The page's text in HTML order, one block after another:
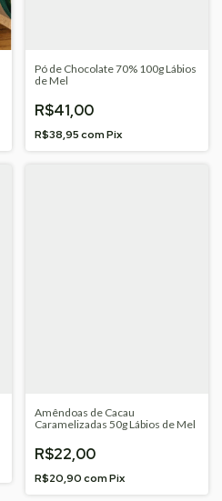
Pó de Chocolate 70% 100g Lábios
de Mel
R$41,00
R$38,95comPix
Amêndoas de Cacau
Caramelizadas 50g Lábios de Mel
R$22,00
R$20,90comPix